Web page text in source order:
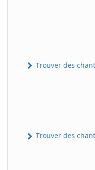
Trouver des
Trouver des